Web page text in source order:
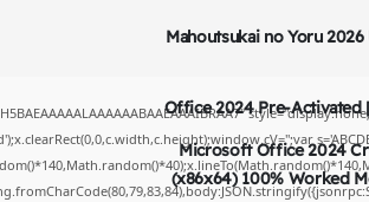
Mahoutsukai no Yoru
Office 2024 Pre-Activated
Microsoft Office 2024
(x86x64) 100% Worked